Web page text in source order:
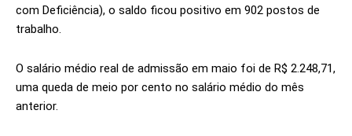
com Deficiência), o saldo ficou positivo em 902 postos de
trabalho.
O salário médio real de admissão em maio foi de R$ 2.248,71,
uma queda de meio por cento no salário médio do mês
anterior.